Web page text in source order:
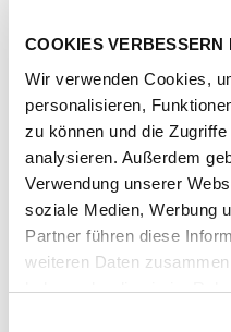
COOKIES VERBESSERN
Wir verwenden Cookies,
personalisieren,
zu können und die
analysieren. Außerdem
Verwendung unserer
soziale Medien, Werbung
Partner führen diese
weiteren Daten
haben oder die sie im
Artikel-Nr.83-191-20-cervo-
Farbe cervo/met. nappa